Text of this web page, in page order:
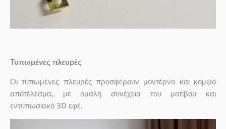
Τυπωμένες πλευρές
Οι τυπωμένες πλευρές προσφέρουν μοντέρνο και κομψό
αποτέλεσμα, με ομαλή συνέχεια του μοτίβου και
εντυπωσιακό 3D εφέ.